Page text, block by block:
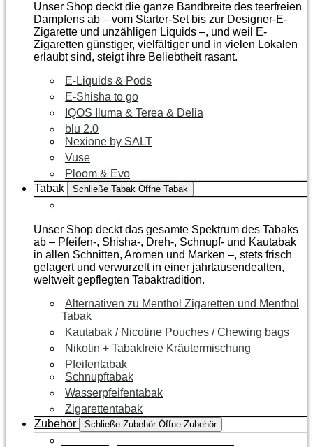
Unser Shop deckt die ganze Bandbreite des teerfreien
Dampfens ab – vom Starter-Set bis zur Designer-E-
Zigarette und unzähligen Liquids –, und weil E-
Zigaretten günstiger, vielfältiger und in vielen Lokalen
erlaubt sind, steigt ihre Beliebtheit rasant.
E-Liquids & Pods
E-Shisha to go
IQOS Iluma & Terea & Delia
blu 2.0
Nexione by SALT
Vuse
Ploom & Evo
Tabak
Schließe Tabak Öffne Tabak
Unser Shop deckt das gesamte Spektrum des Tabaks
ab – Pfeifen-, Shisha-, Dreh-, Schnupf- und Kautabak
in allen Schnitten, Aromen und Marken –, stets frisch
gelagert und verwurzelt in einer jahrtausendealten,
weltweit gepflegten Tabaktradition.
Alternativen zu Menthol Zigaretten und Menthol
Tabak
Kautabak / Nicotine Pouches / Chewing bags
Nikotin + Tabakfreie Kräutermischung
Pfeifentabak
Schnupftabak
Wasserpfeifentabak
Zigarettentabak
Zubehör
Schließe Zubehör Öffne Zubehör